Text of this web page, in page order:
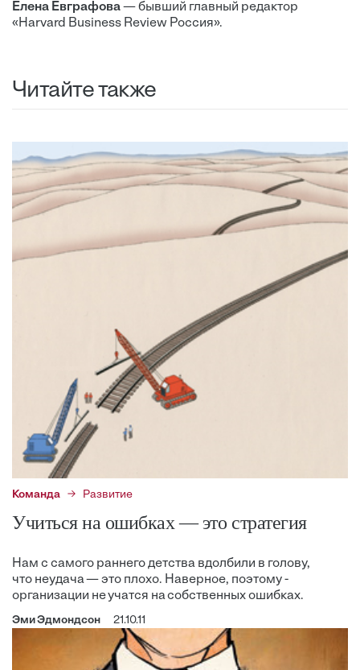
Елена Евграфова— бывший главный редактор
«Harvard Business Review Россия».
Читайте также
Команда Развитие
Учиться на ошибках — это стратегия
Нам с самого раннего ­детства вдолбили ­в голову,
что ­неудача — это плохо. Наверное, ­поэтому ­
организации не учатся на собственных ошибках.
Эми Эдмондсон 21.10.11